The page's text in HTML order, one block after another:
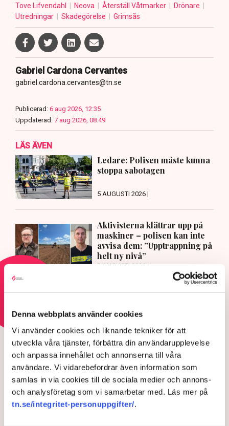
Denna webbplats använder cookies
Vi använder cookies och liknande tekniker för att
utveckla våra tjänster, förbättra din användarupplevelse
och anpassa innehållet och annonserna till våra
användare. Vi vidarebefordrar även information som
samlas in via cookies till de sociala medier och annons-
och analysföretag som vi samarbetar med. Läs mer på
tn.se/integritet-personuppgifter/.
Tove Lifvendahl
Neova Återställ Våtmarker
Drönare
Utredningar
Skadegörelse Grimsås
Gabriel Cardona Cervantes
gabriel.cardona.cervantes@tn.se
Publicerad: 6 aug 2026, 12:35
Uppdaterad: 7 aug 2026, 08:49
LÄS ÄVEN
Ledare: Polisen måste kunna
stoppa sabotagen
5 AUGUSTI 2026 |
Aktivisterna klättrar upp på
maskiner – polisen kan inte
avvisa dem: ”Upptrappning på
helt ny nivå”
3 AUGUSTI 2026 |
Läs mer om hoten mot äganderätten
HOTEN MOT ÄGANDERÄTTEN
Aktivisterna klättrar upp på
maskiner – polisen kan inte
avvisa dem: ”Upptrappning
på helt ny nivå”